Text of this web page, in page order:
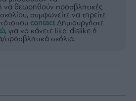
να θεωρηθούν προσβλητικές.
συμφωνείτε να τηρείτε
contactΔημιουργήστε
, για να κάνετε like, dislike ή
σχόλια.